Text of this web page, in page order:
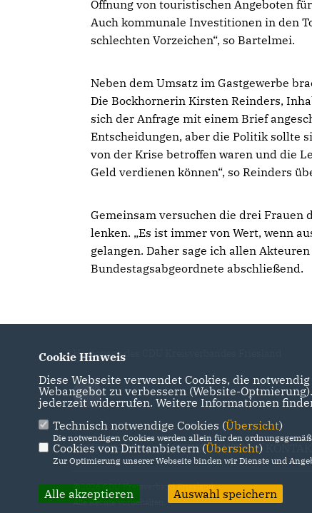
Öffnung von touristischen Angeboten
Auch kommunale Investitionen in den
schlechten Vorzeichen“, so Bartelmei.
Neben dem Umsatz im Gastgewerbe
Die Bockhornerin Kirsten Reinders,
sich der Anfrage mit einem Brief
Entscheidungen, aber die Politik sollte
von der Krise betroffen waren und die
Geld verdienen können“, so Reinders
Gemeinsam versuchen die drei Frauen
lenken. „Es ist immer von Wert, wenn
gelangen. Daher sage ich allen
Bundestagsabgeordnete abschließend.
Homepage des CDU Kreisverbandes Friesland
IMPRESSUM DATENSCHUTZ
@2026 CDU Kreisverband Friesland
Alle Rechte vorbehalten.
Cookie Hinweis
Diese Webseite verwendet Cookies, die
Webangebot zu verbessern (Website-
jederzeit widerrufen. Weitere Informationen
Technisch notwendige Cookies (Übersicht)
Die notwendigen Cookies werden allein für den
Cookies von Drittanbietern (Übersicht)
Zur Optimierung unserer Webseite binden wir Dienste und
Alle akzeptieren Auswahl speichern